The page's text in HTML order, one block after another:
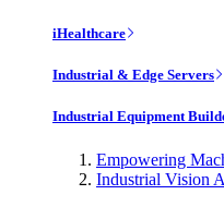
iHealthcare
Industrial & Edge Servers
Industrial Equipment
Empowering
Industrial Vision